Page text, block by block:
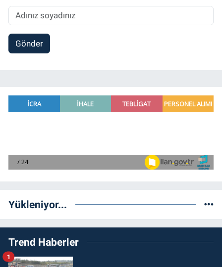
Gönder
Yükleniyor...
Trend Haberler
1